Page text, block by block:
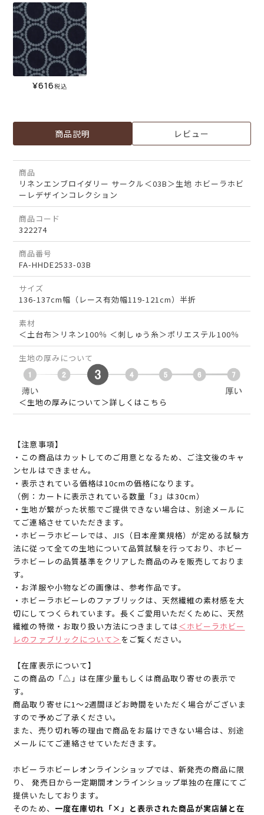
¥616税込
商品説明 レビュー
商品
リネンエンブロイダリー サークル＜03B＞生地 ホビーラホビ
ーレデザインコレクション
商品コード
322274
商品番号
FA-HHDE2533-03B
サイズ
136-137cm幅（レース有効幅119-121cm）半折
素材
＜土台布＞リネン100％ ＜刺しゅう糸＞ポリエステル100％
生地の厚みについて
＜生地の厚みについて＞詳しくはこちら
【注意事項】
・この商品はカットしてのご用意となるため、ご注文後のキャ
ンセルはできません。
・表示されている価格は10cmの価格になります。
（例：カートに表示されている数量「3」は30cm）
・生地が繋がった状態でご提供できない場合は、別途メールに
てご連絡させていただきます。
・ホビーラホビーレでは、JIS（日本産業規格）が定める試験方
法に従って全ての生地について品質試験を行っており、ホビー
ラホビーレの品質基準をクリアした商品のみを販売しておりま
す。
・お洋服や小物などの画像は、参考作品です。
・ホビーラホビーレのファブリックは、天然繊維の素材感を大
切にしてつくられています。長くご愛用いただくために、天然
繊維の特徴・お取り扱い方法につきましては＜ホビーラホビー
レのファブリックについて＞ をご覧ください。
【在庫表示について】
この商品の「△」は在庫少量もしくは商品取り寄せの表示で
す。
商品取り寄せに1～2週間ほどお時間をいただく場合がございま
すので予めご了承ください。
また、売り切れ等の理由で商品をお届けできない場合は、別途
メールにてご連絡させていただきます。
ホビーラホビーレオンラインショップでは、新発売の商品に限
り、 発売日から一定期間オンラインショップ単独の在庫にてご
提供いたしております。
そのため、 一度在庫切れ「×」と表示された商品が実店舗と在